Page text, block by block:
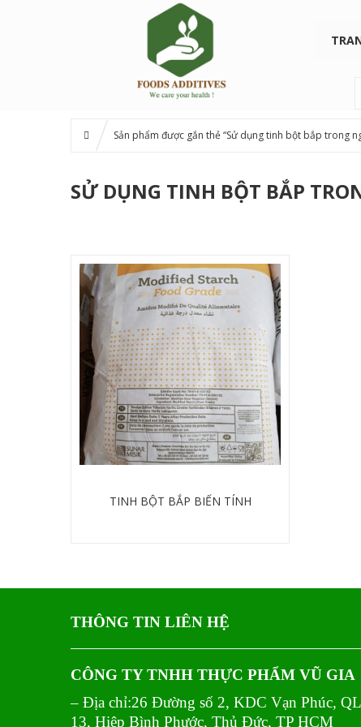
Sản phẩm được gắn thẻ “Sử dụng tinh bột bắp trong
SỬ DỤNG TINH BỘT BẮP
TINH BỘT BẮP BIẾN TÍNH
THÔNG TIN LIÊN HỆ
CÔNG TY TNHH THỰC PHẨM VŨ GIA
– Địa chỉ:26 Đường số 2, KDC Vạn Phúc, QL
13, Hiệp Bình Phước, Thủ Đức, TP HCM